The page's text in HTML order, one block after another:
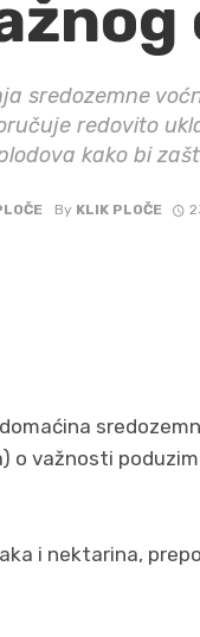
sredozemne
redovito
kako bi
By KLIK PLOČE
o važnosti
i nektarina,